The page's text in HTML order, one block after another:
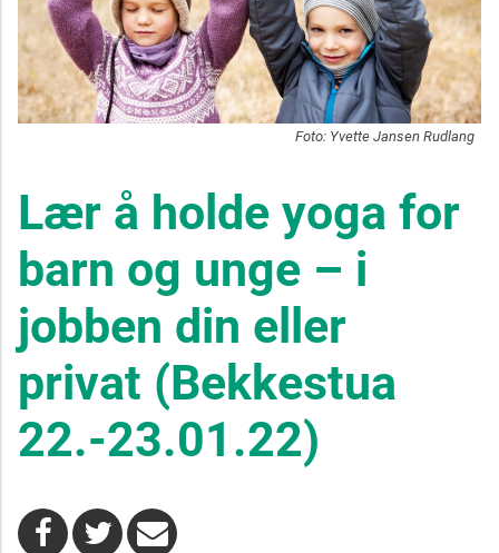
Foto: Yvette Jansen Rudlang
Lær å holde yoga for
barn og unge – i
jobben din eller
privat (Bekkestua
22.-23.01.22)